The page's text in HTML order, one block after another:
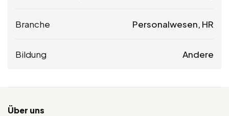
Branche Personalwesen, HR
Bildung Andere
Über uns